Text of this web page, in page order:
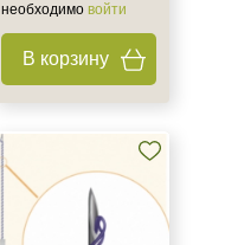
необходимо войти
В корзину